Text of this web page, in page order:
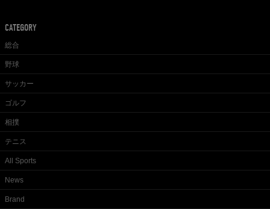
CATEGORY
総合
野球
サッカー
ゴルフ
相撲
テニス
All Sports
News
Brand